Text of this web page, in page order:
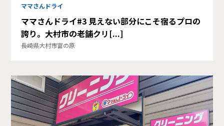
ママさんドライ
ママさんドライ#3 見えない部分にこそ宿るプロの
誇り。大村市の老舗クリ[...]
長崎県大村市富の原